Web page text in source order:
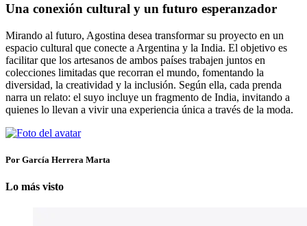
Una conexión cultural y un futuro esperanzador
Mirando al futuro, Agostina desea transformar su proyecto en un
espacio cultural que conecte a Argentina y la India. El objetivo es
facilitar que los artesanos de ambos países trabajen juntos en
colecciones limitadas que recorran el mundo, fomentando la
diversidad, la creatividad y la inclusión. Según ella, cada prenda
narra un relato: el suyo incluye un fragmento de India, invitando a
quienes lo llevan a vivir una experiencia única a través de la moda.
Por García Herrera Marta
Lo más visto